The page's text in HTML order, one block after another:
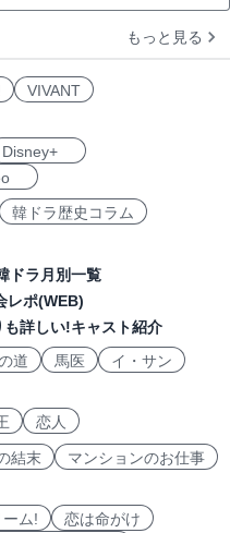
もっと見る
VIVANT
Disney+
韓ドラ歴史コラム
ドラ月別一覧
レポ(WEB)
も詳しい!キャスト紹介
道 馬医
イ・サン
恋人
結末
マンションのお仕事
ム! 恋は命がけ